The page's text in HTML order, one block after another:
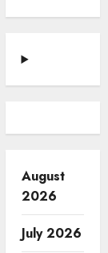
August
2026
July 2026